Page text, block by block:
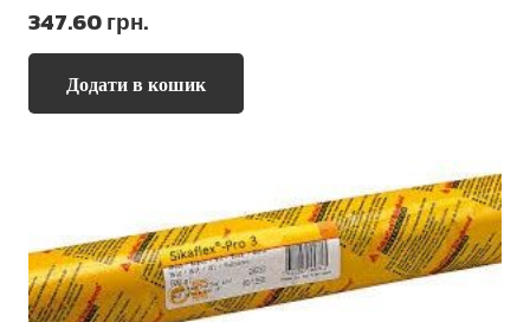
347.60грн.
Додати в кошик